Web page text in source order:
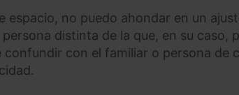
espacio, no puedo ahondar en un
distinta de la que, en su caso,
confundir con el familiar o persona de